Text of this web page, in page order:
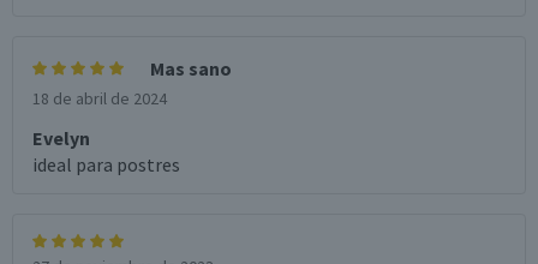
Mas sano
18 de abril de 2024
Evelyn
ideal para postres